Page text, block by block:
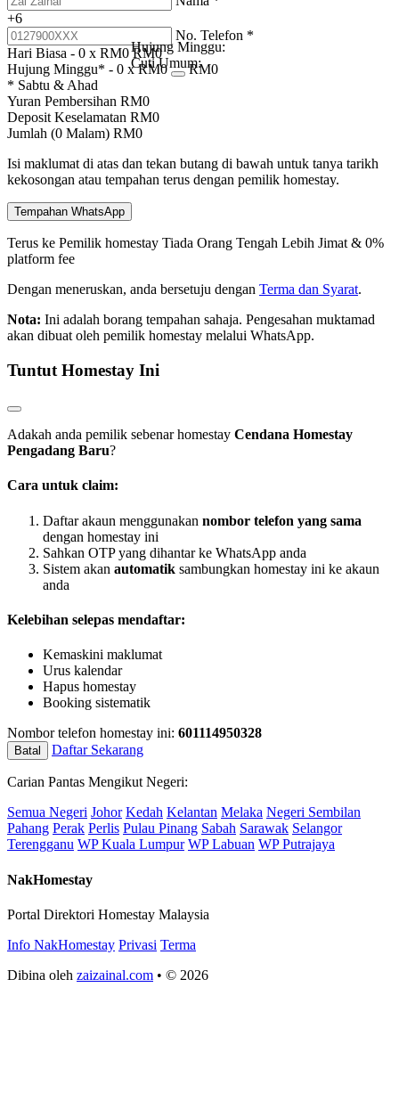
+6
No. Telefon *
Hari Biasa - 0 x RM0 RM0
Hujung Minggu* - 0 x RM0
Hujung Minggu:
Cuti Umum:RM0
* Sabtu & Ahad
Yuran Pembersihan RM0
Deposit Keselamatan RM0
Jumlah (0 Malam) RM0
Isi maklumat di atas dan tekan butang di bawah untuk tanya tarikh
kekosongan atau tempahan terus dengan pemilik homestay.
Tempahan WhatsApp
Terus ke Pemilik homestay Tiada Orang Tengah Lebih Jimat & 0%
platform fee
Dengan meneruskan, anda bersetuju dengan Terma dan Syarat.
Nota: Ini adalah borang tempahan sahaja. Pengesahan muktamad
akan dibuat oleh pemilik homestay melalui WhatsApp.
Tuntut Homestay Ini
Adakah anda pemilik sebenar homestay Cendana Homestay
Pengadang Baru?
Cara untuk claim:
Daftar akaun menggunakan nombor telefon yang sama
dengan homestay ini
Sahkan OTP yang dihantar ke WhatsApp anda
Sistem akan automatik sambungkan homestay ini ke akaun
anda
Kelebihan selepas mendaftar:
Kemaskini maklumat
Urus kalendar
Hapus homestay
Booking sistematik
Nombor telefon homestay ini: 601114950328
Batal Daftar Sekarang
Carian Pantas Mengikut Negeri:
Semua Negeri Johor Kedah Kelantan Melaka Negeri Sembilan
Pahang Perak Perlis Pulau Pinang Sabah Sarawak Selangor
Terengganu WP Kuala Lumpur WP Labuan WP Putrajaya
NakHomestay
Portal Direktori Homestay Malaysia
Info NakHomestay Privasi Terma
Dibina oleh zaizainal.com • © 2026